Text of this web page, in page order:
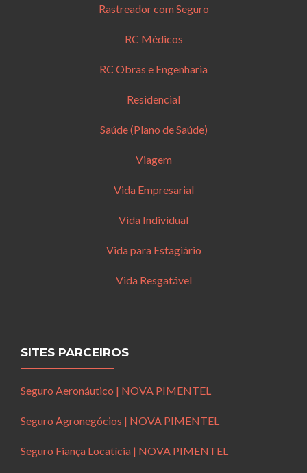
Rastreador com Seguro
RC Médicos
RC Obras e Engenharia
Residencial
Saúde (Plano de Saúde)
Viagem
Vida Empresarial
Vida Individual
Vida para Estagiário
Vida Resgatável
SITES PARCEIROS
Seguro Aeronáutico | NOVA PIMENTEL
Seguro Agronegócios | NOVA PIMENTEL
Seguro Fiança Locatícia | NOVA PIMENTEL